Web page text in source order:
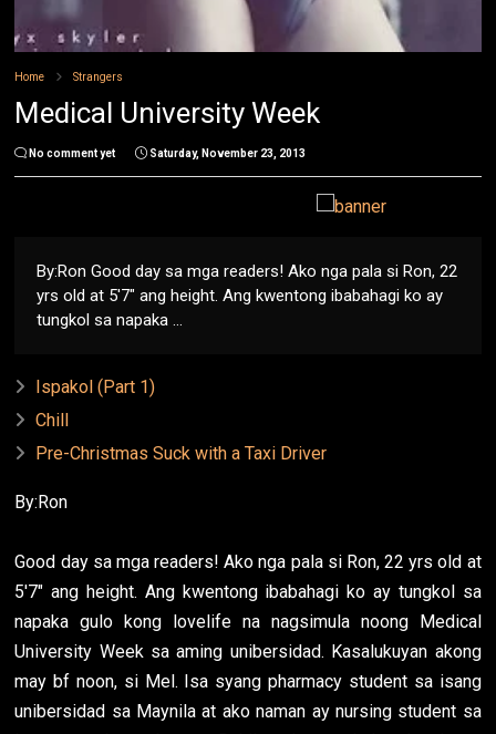
Home Strangers
Medical University Week
No comment yet Saturday, November 23, 2013
By:Ron Good day sa mga readers! Ako nga pala si Ron, 22
yrs old at 5'7" ang height. Ang kwentong ibabahagi ko ay
tungkol sa napaka ...
Ispakol (Part 1)
Chill
Pre-Christmas Suck with a Taxi Driver
By:Ron
Good day sa mga readers! Ako nga pala si Ron, 22 yrs old at
5'7" ang height. Ang kwentong ibabahagi ko ay tungkol sa
napaka gulo kong lovelife na nagsimula noong Medical
University Week sa aming unibersidad. Kasalukuyan akong
may bf noon, si Mel. Isa syang pharmacy student sa isang
unibersidad sa Maynila at ako naman ay nursing student sa